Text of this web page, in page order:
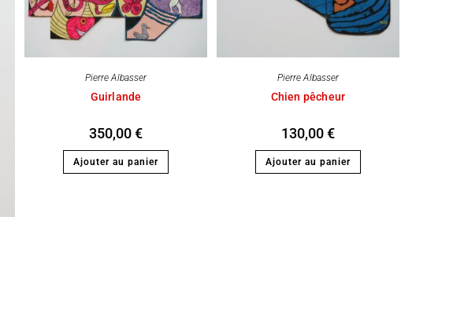
Pierre Albasser
Guirlande
350,00€
Ajouter au panier
Pierre Albasser
Chien pêcheur
130,00€
Ajouter au panier